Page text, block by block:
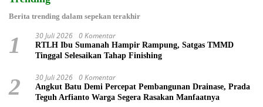
Berita trending dalam sepekan terakhir
1 30 Juli 2026 0 Komentar
RTLH Ibu Sumanah Hampir Rampung, Satgas TMMD
Tinggal Selesaikan Tahap Finishing
2 30 Juli 2026 0 Komentar
Angkut Batu Demi Percepat Pembangunan Drainase, Prada
Teguh Arfianto Warga Segera Rasakan Manfaatnya